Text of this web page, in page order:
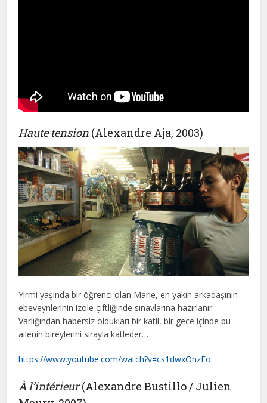
Haute tension (Alexandre Aja, 2003)
Yirmi yaşında bir öğrenci olan Marie, en yakın arkadaşının
ebeveynlerinin izole çiftliğinde sınavlarına hazırlanır.
Varlığından habersiz oldukları bir katil, bir gece içinde bu
ailenin bireylerini sırayla katleder…
https://www.youtube.com/watch?v=cs1dwxOnzEo
À l’intérieur(Alexandre Bustillo / Julien